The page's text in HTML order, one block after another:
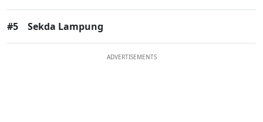
#5 Sekda Lampung
ADVERTISEMENTS